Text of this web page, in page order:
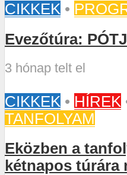
CIKKEK •
Evezőtúra:
3 hónap telt el
CIKKEK • HÍREK
TANFOLYAM
Eközben a
kétnapos túrára